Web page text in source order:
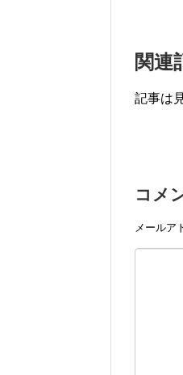
関連
記事は
コメ
メールア